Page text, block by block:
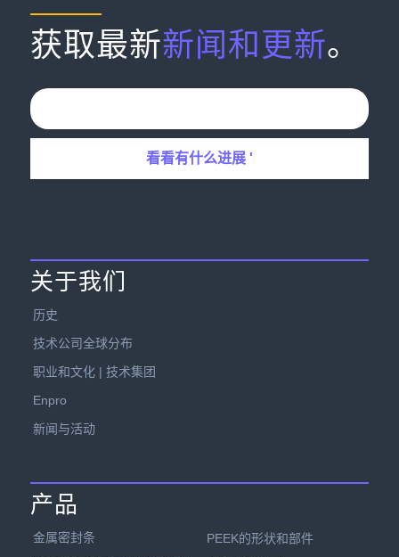
获取最新新闻和更新。
关于我们
历史
技术公司全球分布
职业和文化 | 技术集团
Enpro
新闻与活动
产品
金属密封条
PEEK的形状和部件